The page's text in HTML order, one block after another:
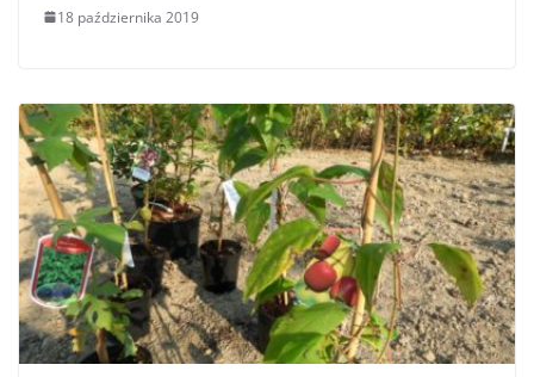
18 października 2019